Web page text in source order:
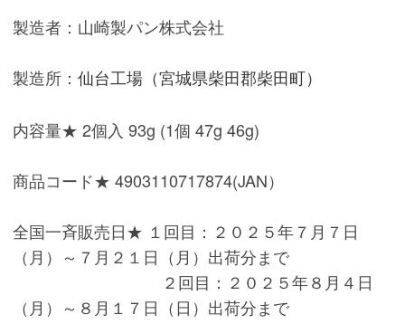
製造者：山崎製パン株式会社
製造所： 仙台工場（宮城県柴田郡柴田町）
内容量★ 2個入 93g (1個 47g 46g)
商品コード★ 4903110717874(JAN）
全国一斉販売日★ １回目：２０２５年７月７日
（月）～７月２１日（月）出荷分まで
２回目：２０２５年８月４日
（月）～８月１７日（日）出荷分まで